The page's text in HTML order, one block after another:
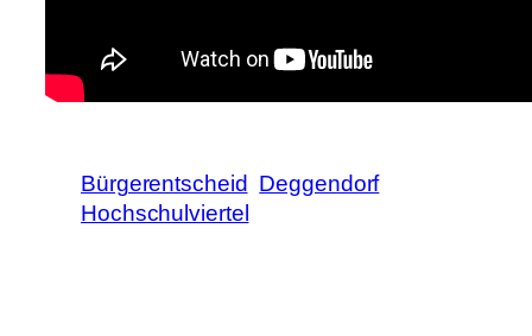
Bürgerentscheid
Deggendorf
Hochschulviertel